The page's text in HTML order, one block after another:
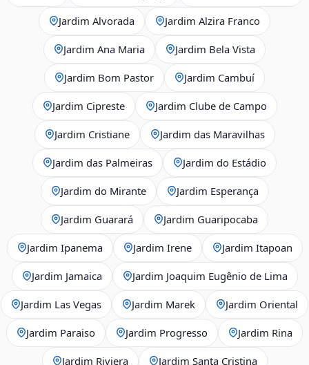
Jardim Alvorada Jardim Alzira Franco
Jardim Ana Maria Jardim Bela Vista
Jardim Bom Pastor Jardim Cambuí
Jardim Cipreste Jardim Clube de Campo
Jardim Cristiane Jardim das Maravilhas
Jardim das Palmeiras Jardim do Estádio
Jardim do Mirante Jardim Esperança
Jardim Guarará Jardim Guaripocaba
Jardim Ipanema Jardim Irene Jardim Itapoan
Jardim Jamaica Jardim Joaquim Eugênio de Lima
Jardim Las Vegas Jardim Marek Jardim Oriental
Jardim Paraiso Jardim Progresso Jardim Rina
Jardim Riviera Jardim Santa Cristina